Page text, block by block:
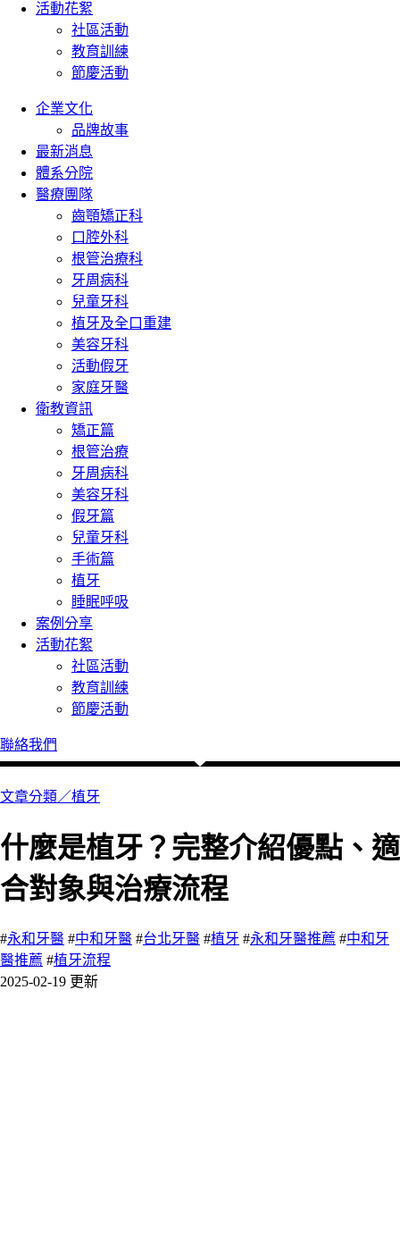
活動花絮
社區活動
教育訓練
節慶活動
企業文化
品牌故事
最新消息
體系分院
醫療團隊
齒顎矯正科
口腔外科
根管治療科
牙周病科
兒童牙科
植牙及全口重建
美容牙科
活動假牙
家庭牙醫
衛教資訊
矯正篇
根管治療
牙周病科
美容牙科
假牙篇
兒童牙科
手術篇
植牙
睡眠呼吸
案例分享
活動花絮
社區活動
教育訓練
節慶活動
聯絡我們
文章分類／植牙
什麼是植牙？完整介紹優點、適
合對象與治療流程
#永和牙醫 #中和牙醫 #台北牙醫 #植牙 #永和牙醫推薦 #中和牙
醫推薦 #植牙流程
2025-02-19 更新